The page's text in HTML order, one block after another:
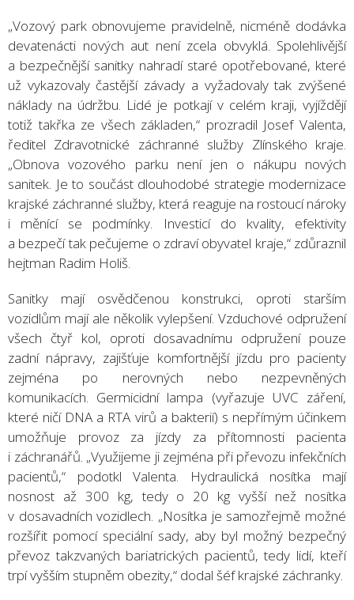
„Vozový park obnovujeme pravidelně, nicméně dodávka
devatenácti nových aut není zcela obvyklá. Spolehlivější
a bezpečnější sanitky nahradí staré opotřebované, které
už vykazovaly častější závady a vyžadovaly tak zvýšené
náklady na údržbu. Lidé je potkají v celém kraji, vyjíždějí
totiž takřka ze všech základen,“ prozradil Josef Valenta,
ředitel Zdravotnické záchranné služby Zlínského kraje.
„Obnova vozového parku není jen o nákupu nových
sanitek. Je to součást dlouhodobé strategie modernizace
krajské záchranné služby, která reaguje na rostoucí nároky
i měnící se podmínky. Investicí do kvality, efektivity
a bezpečí tak pečujeme o zdraví obyvatel kraje,“ zdůraznil
hejtman Radim Holiš.
Sanitky mají osvědčenou konstrukci, oproti starším
vozidlům mají ale několik vylepšení. Vzduchové odpružení
všech čtyř kol, oproti dosavadnímu odpružení pouze
zadní nápravy, zajišťuje komfortnější jízdu pro pacienty
zejména po nerovných nebo nezpevněných
komunikacích. Germicidní lampa (vyřazuje UVC záření,
které ničí DNA a RTA virů a bakterií) s nepřímým účinkem
umožňuje provoz za jízdy za přítomnosti pacienta
i záchranářů. „Využijeme ji zejména při převozu infekčních
pacientů,“ podotkl Valenta. Hydraulická nosítka mají
nosnost až 300 kg, tedy o 20 kg vyšší než nosítka
v dosavadních vozidlech. „Nosítka je samozřejmě možné
rozšířit pomocí speciální sady, aby byl možný bezpečný
převoz takzvaných bariatrických pacientů, tedy lidí, kteří
trpí vyšším stupněm obezity,“ dodal šéf krajské záchranky.